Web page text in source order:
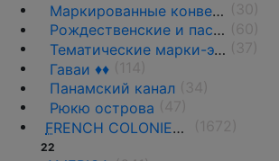
Маркированные конверты, ПК и вырезки
Рождественские и пасхальные этикетки
Тематические марки-этикетки
Гаваи ♦♦
Панамский канал
Рюкю острова
FRENCH COLONIES AND THE TERRITORIES
22